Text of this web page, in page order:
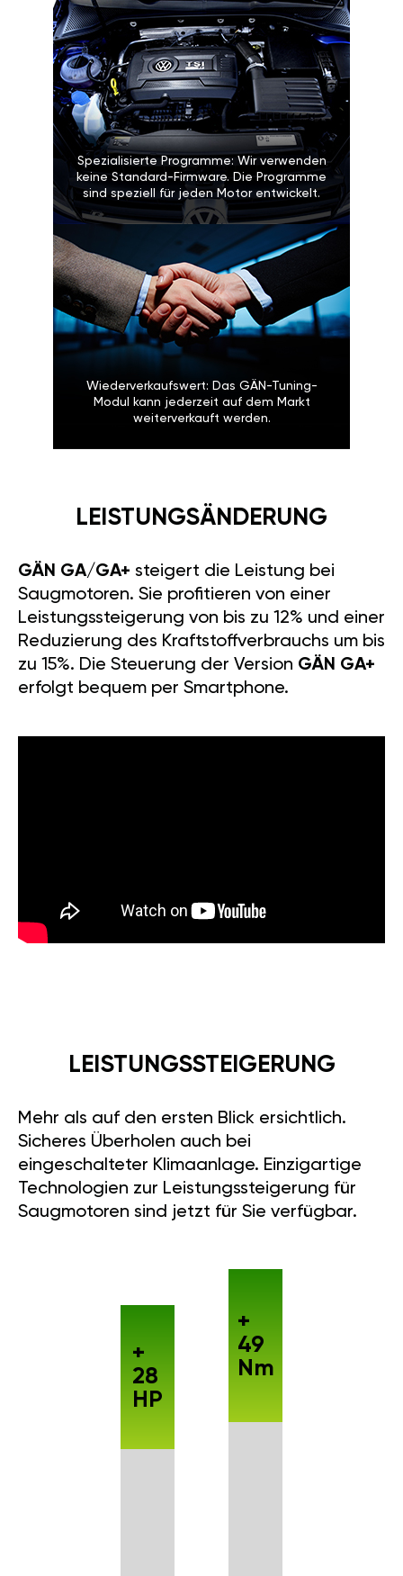
Spezialisierte Programme: Wir verwenden
keine Standard-Firmware. Die Programme
sind speziell für jeden Motor entwickelt.
Wiederverkaufswert: Das GÄN-Tuning-
Modul kann jederzeit auf dem Markt
weiterverkauft werden.
LEISTUNGSÄNDERUNG
GÄN GA/GA+ steigert die Leistung bei
Saugmotoren. Sie profitieren von einer
Leistungssteigerung von bis zu 12% und einer
Reduzierung des Kraftstoffverbrauchs um bis
zu 15%. Die Steuerung der Version GÄN GA+
erfolgt bequem per Smartphone.
LEISTUNGSSTEIGERUNG
Mehr als auf den ersten Blick ersichtlich.
Sicheres Überholen auch bei
eingeschalteter Klimaanlage. Einzigartige
Technologien zur Leistungssteigerung für
Saugmotoren sind jetzt für Sie verfügbar.
+
28
HP
+
49
Nm